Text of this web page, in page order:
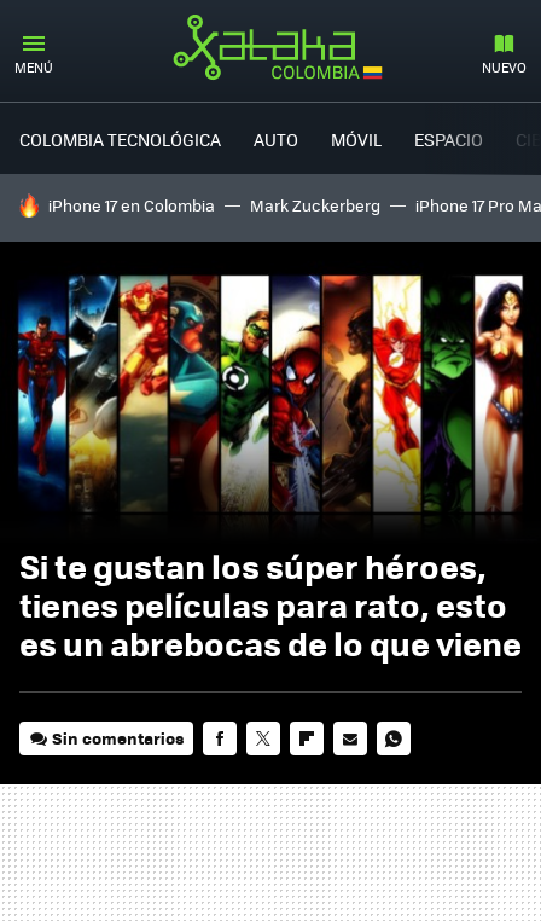
MENÚ NUEVO
COLOMBIA TECNOLÓGICA AUTO MÓVIL ESPACIO
HOY SE HABLA DE
iPhone 17 en Colombia Mark Zuckerberg iPhone 17 Pro
Si te gustan los súper héroes,
tienes películas para rato, esto
es un abrebocas de lo que viene
Sin comentarios
MAIL